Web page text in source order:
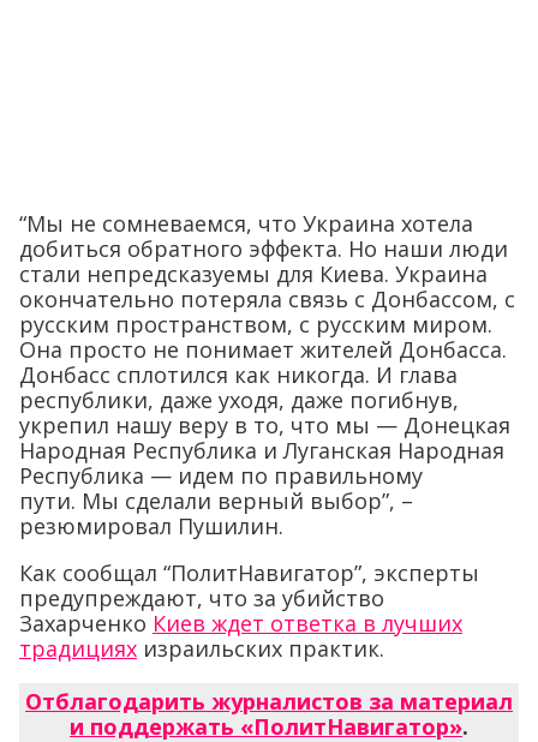
“Мы не сомневаемся, что Украина хотела
добиться обратного эффекта. Но наши люди
стали непредсказуемы для Киева. Украина
окончательно потеряла связь с Донбассом, с
русским пространством, с русским миром.
Она просто не понимает жителей Донбасса.
Донбасс сплотился как никогда. И глава
республики, даже уходя, даже погибнув,
укрепил нашу веру в то, что мы — Донецкая
Народная Республика и Луганская Народная
Республика — идем по правильному
пути. Мы сделали верный выбор”, –
резюмировал Пушилин.
Как сообщал “ПолитНавигатор”, эксперты
предупреждают, что за убийство
Захарченко Киев ждет ответка в лучших
традициях израильских практик.
Отблагодарить журналистов за материал
и поддержать «ПолитНавигатор».